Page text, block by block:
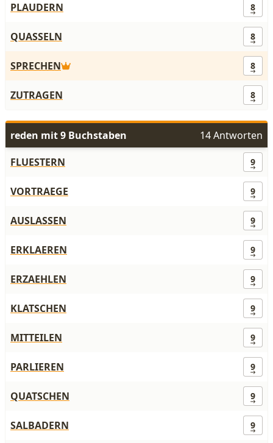
PLAUDERN 8
QUASSELN 8
SPRECHEN 8
ZUTRAGEN 8
reden mit 9 Buchstaben
14 Antworten
FLUESTERN
9
VORTRAEGE 9
AUSLASSEN 9
ERKLAEREN 9
ERZAEHLEN 9
KLATSCHEN 9
MITTEILEN 9
PARLIEREN 9
QUATSCHEN 9
SALBADERN 9